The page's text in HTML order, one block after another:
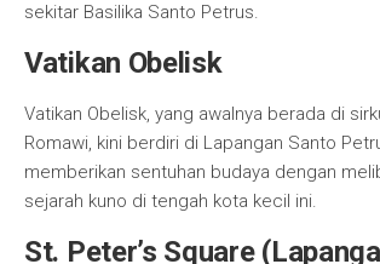
sekitar Basilika Santo Petrus.
Vatikan Obelisk
Vatikan Obelisk, yang awalnya berada di
Romawi, kini berdiri di Lapangan Santo
memberikan sentuhan budaya dengan
sejarah kuno di tengah kota kecil ini.
St. Peter’s Square